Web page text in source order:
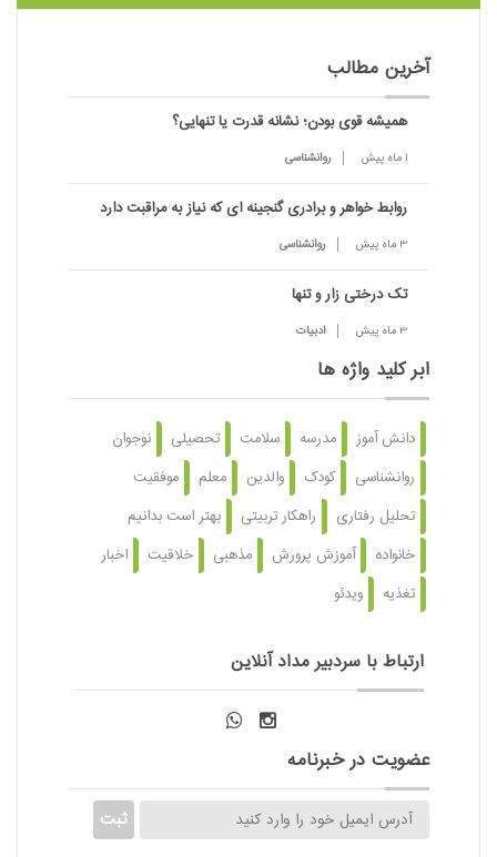
آخرین مطالب
همیشه قوی بودن؛ نشانه قدرت یا تنهایی؟
1 ماه پیش روانشناسی
روابط خواهر و برادری گنجینه ای که نیاز به مراقبت دارد
3 ماه پیش روانشناسی
تک درختی زار و تنها
3 ماه پیش ادبیات
ابر کلید واژه ها
دانش آموز مدرسه سلامت تحصیلی
نوجوان
روانشناسی
کودک والدین معلم
موفقیت
تحلیل رفتاری
راهکار تربیتی
بهتر است بدانیم
خانواده
آموزش پرورش مذهبی خلاقیت
اخبار
تغذیه
ویدئو
ارتباط با سردبیر مداد آنلاین
عضویت در خبرنامه